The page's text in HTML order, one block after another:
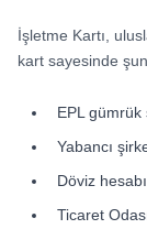
İşletme Kartı,
kart sayesinde
EPL gümrük
Yabancı
Döviz
Ticaret